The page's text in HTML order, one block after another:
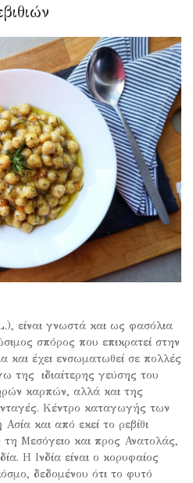
Blog
είναι γνωστά και ως φασόλια
σπόρος που επικρατεί στην
και έχει ενσωματωθεί σε πολλές
της ιδιαίτερης γεύσης του
καρπών, αλλά και της
Κέντρο καταγωγής των
Ασία και από εκεί το ρεβίθι
Μεσόγειο και προς Ανατολάς,
Η Ινδία είναι ο κορυφαίος
δεδομένου ότι το φυτό